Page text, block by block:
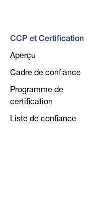
CCP et Certification
Aperçu
Cadre de confiance
Programme de
certification
Liste de confiance